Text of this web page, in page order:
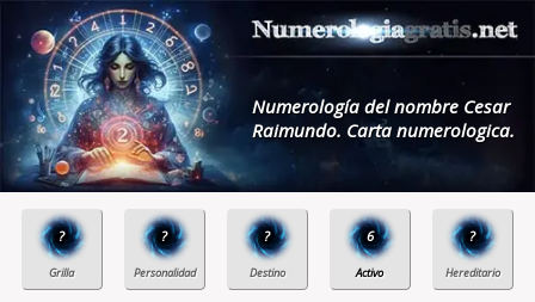
Numerología del nombre Cesar
Raimundo. Carta numerologica.
? ? ? 6 ?